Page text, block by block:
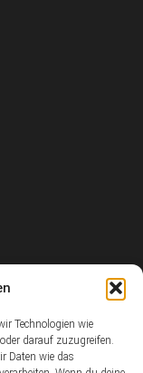
Technologien wie
darauf zuzugreifen.
Daten wie das